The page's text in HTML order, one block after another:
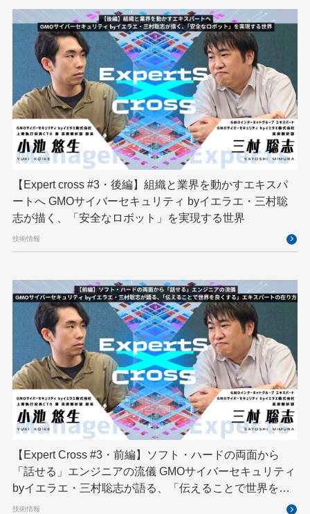
京大ミートアップ 京都大学 人型ロボット
人工知能 人工知能学会 国際ロボット展
国際標準化 基礎 多拠点開発 大阪公立大学
宮崎オフィス 強化学習 応用
技育プロジェクト 技術広報 技術書典
拡張知能 新卒 新卒研修
映像クリエイター 暗号 業務効率化
機械学習 決済 生成AI 産学連携
研究開発 耐量子暗号 脆弱性診断
【Expert cross #3・後編】組織と業界を動かすエキスパ
ートへ GMOサイバーセキュリティ byイエラエ・三村聡
志が描く、「安全なロボット」を実現する世界
技術情報
【Expert Cross #3・前編】ソフト・ハードの両面から
「話せる」エンジニアの流儀 GMOサイバーセキュリティ
byイエラエ・三村聡志が語る、「伝えることで世界を良
くする」エキスパートの在り方
技術情報